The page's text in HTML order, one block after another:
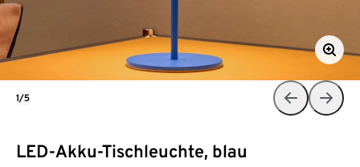
LED-Akku-Tischleuchte, blau
1/5